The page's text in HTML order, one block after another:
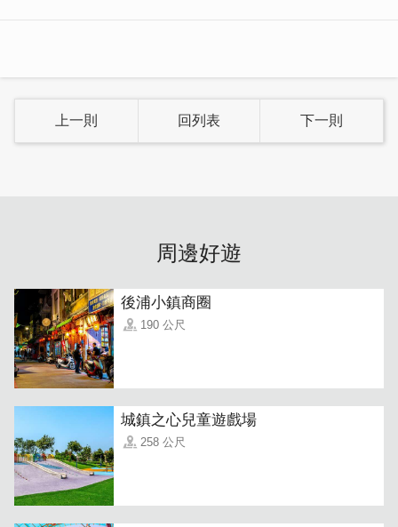
叁食雞蛋糕有提供線上預訂服務，很適合團體訂購或預防喜
歡口味售完時使用；若時間不趕，則可以抵達現場後再點
餐，不但可以現吃剛出爐的美味，還可以欣賞老闆們製作的
過程。特調麵糊每天現打、堅持不隔夜，超新鮮的材料成就
好品質！
上一則 回列表 下一則
周邊好遊
後浦小鎮商圈
190 公尺
城鎮之心兒童遊戲場
258 公尺